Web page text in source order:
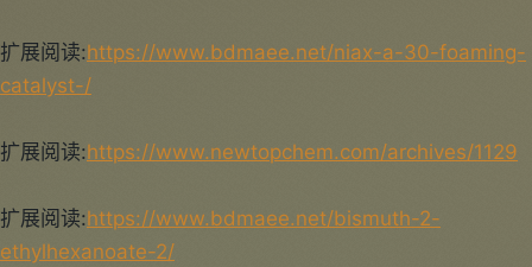
扩展阅读:https://www.bdmaee.net/niax-a-30-foaming-
catalyst-/
扩展阅读:https://www.newtopchem.com/archives/1129
扩展阅读:https://www.bdmaee.net/bismuth-2-
ethylhexanoate-2/